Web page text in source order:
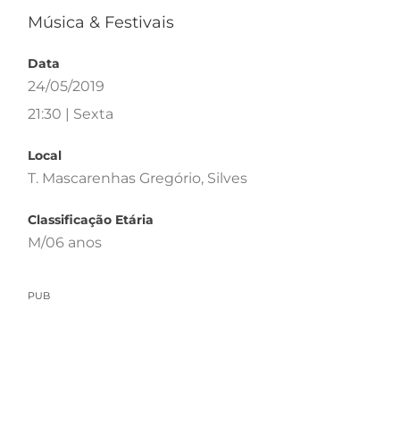
Música & Festivais
Data
24/05/2019
21:30 | Sexta
Local
T. Mascarenhas Gregório, Silves
Classificação Etária
M/06 anos
PUB